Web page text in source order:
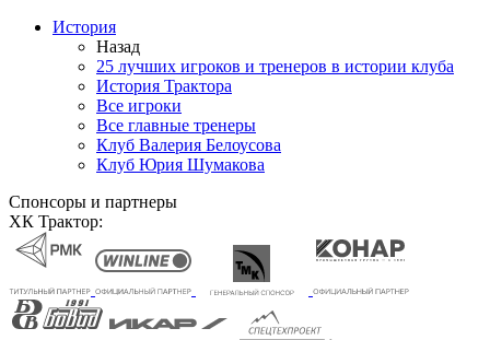
История
Назад
25 лучших игроков и тренеров в истории клуба
История Трактора
Все игроки
Все главные тренеры
Клуб Валерия Белоусова
Клуб Юрия Шумакова
Спонсоры и партнеры
ХК Трактор: